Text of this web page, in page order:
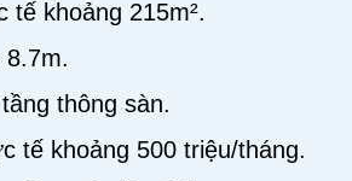
tế khoảng 215m².
8.7m.
thông sàn.
tế khoảng 500 triệu/tháng.